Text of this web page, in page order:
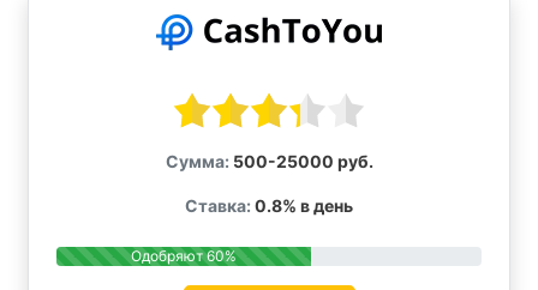
Сумма: 500-25000 руб.
Ставка: 0.8% в день
Одобряют 60%